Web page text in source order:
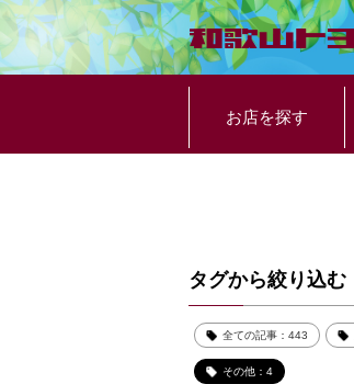
お店を探す
タグから絞り込む
全ての記事：443
その他：4